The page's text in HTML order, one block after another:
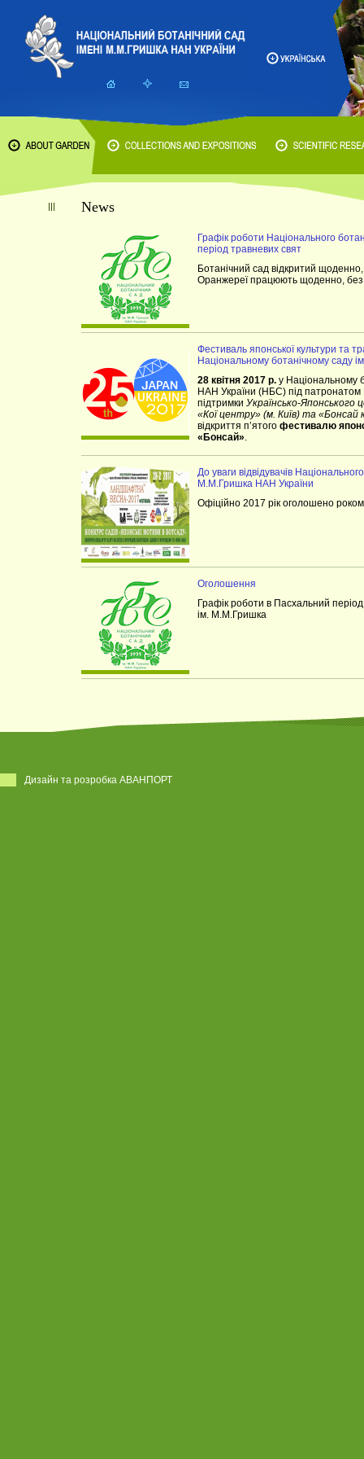
News
Графік роботи Національного
період травневих свят
Ботанічний сад відкритий
Оранжереї працюють щоденно, без
Фестиваль японської культури та
Національному ботанічному саду
28 квітня 2017 р. у Національному
НАН України (НБС) під патронатом
підтримки Українсько-Японського
«Кої центру» (м. Київ) та «Бонсай
відкриття п’ятого фестивалю
«Бонсай».
До уваги відвідувачів
М.М.Гришка НАН України
Офіційно 2017 рік оголошено роком
Оголошення
Графік роботи в Пасхальний
ім. М.М.Гришка
Дизайн та розробка АВАНПОРТ